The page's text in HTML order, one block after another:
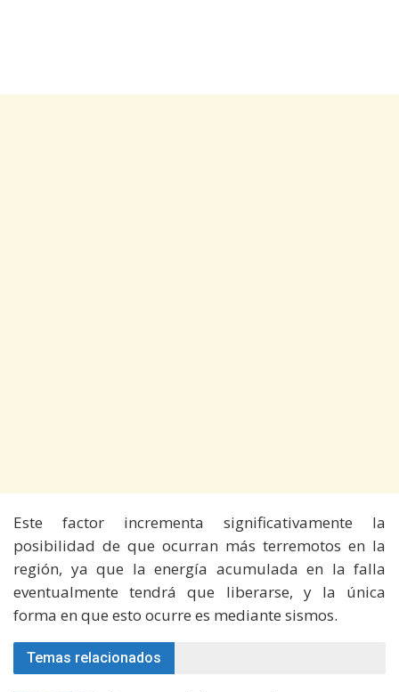
Este factor incrementa significativamente la
posibilidad de que ocurran más terremotos en la
región, ya que la energía acumulada en la falla
eventualmente tendrá que liberarse, y la única
forma en que esto ocurre es mediante sismos.
Temas relacionados